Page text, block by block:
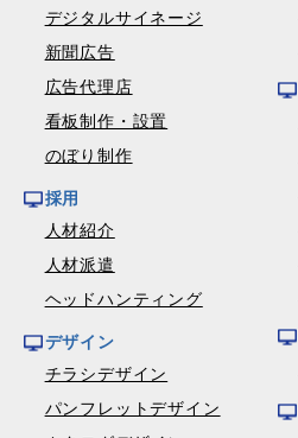
デジタルサイネージ
新聞広告
広告代理店
看板制作・設置
のぼり制作
採用
人材紹介
人材派遣
ヘッドハンティング
デザイン
チラシデザイン
パンフレットデザイン